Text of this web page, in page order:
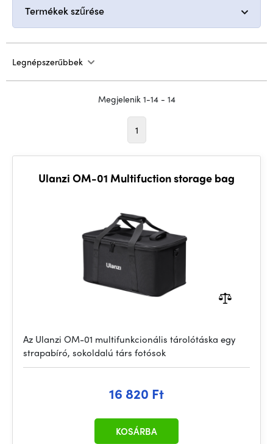
Termékek szűrése
Legnépszerűbbek
Megjelenik 1-14 - 14
1
Ulanzi OM-01 Multifuction storage bag
Az Ulanzi OM-01 multifunkcionális tárolótáska egy
strapabíró, sokoldalú társ fotósok
16 820 Ft
KOSÁRBA